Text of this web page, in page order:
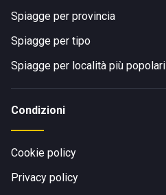
Spiagge per provincia
Spiagge per tipo
Spiagge per località più popolari
Condizioni
Cookie policy
Privacy policy